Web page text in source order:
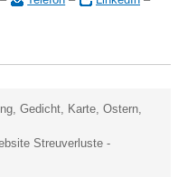
,Gedicht, Karte,Ostern,
Streuverluste -